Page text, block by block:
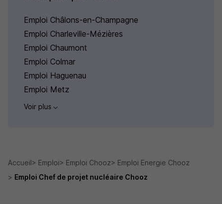
Emploi Châlons-en-Champagne
Emploi Charleville-Mézières
Emploi Chaumont
Emploi Colmar
Emploi Haguenau
Emploi Metz
Voir plus
Accueil Emploi Emploi Chooz
Emploi Energie Chooz
Emploi Chef de projet nucléaire Chooz